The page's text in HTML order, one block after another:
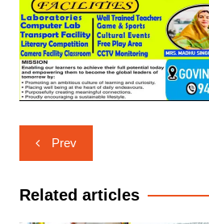
Post
navigation
Prev
Related articles